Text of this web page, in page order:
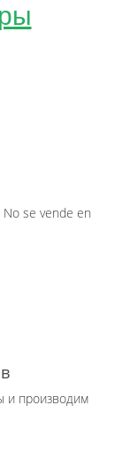
se vende en
и производим